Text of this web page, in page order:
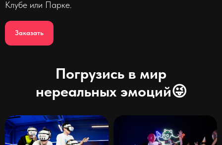
Клубе или Парке.
Заказать
Погрузись в мир
нереальных эмоций😜